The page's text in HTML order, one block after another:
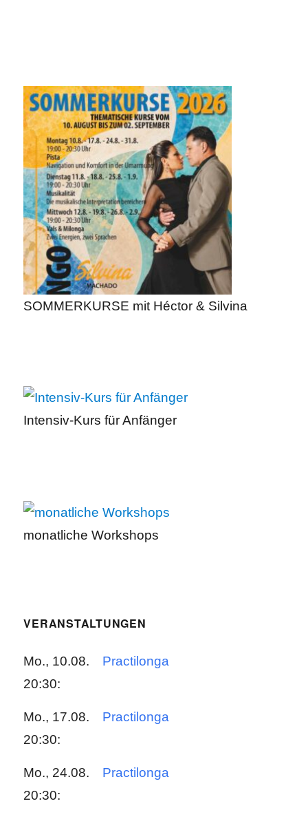
SOMMERKURSE mit Héctor & Silvina
Intensiv-Kurs für Anfänger
monatliche Workshops
VERANSTALTUNGEN
Mo., 10.08.
20:30:
Practilonga
Mo., 17.08.
20:30:
Practilonga
Mo., 24.08.
20:30:
Practilonga